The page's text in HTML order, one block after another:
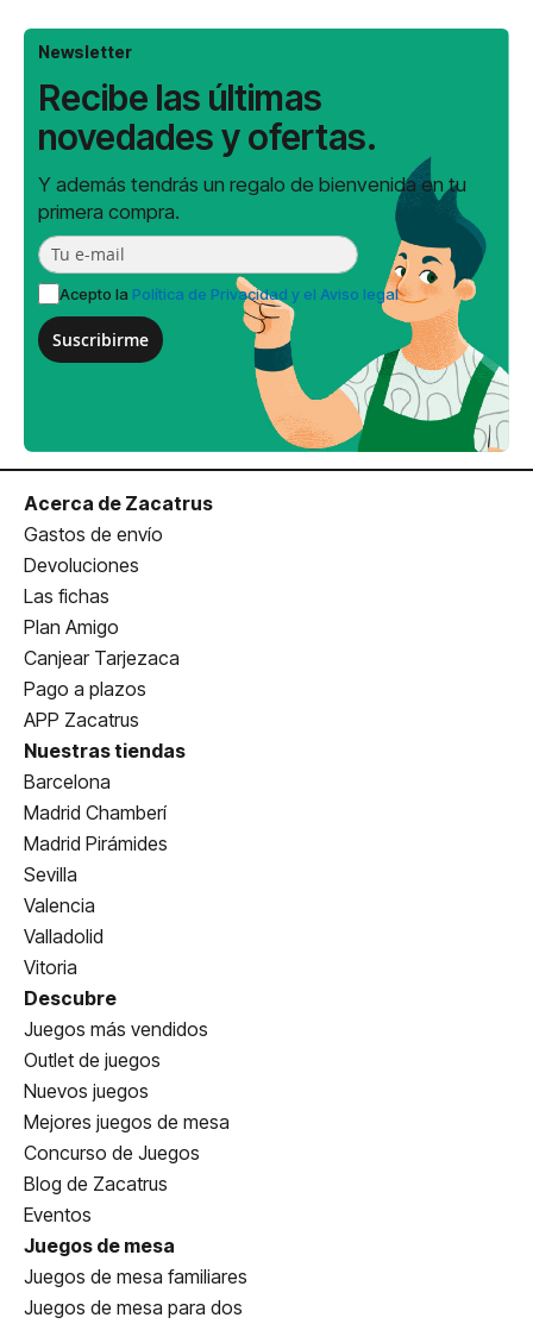
Newsletter
Recibe las últimas
novedades y ofertas.
Y además tendrás un regalo de bienvenida en tu
primera compra.
Acepto la Política de Privacidad y el Aviso legal
Suscribirme
Acerca de Zacatrus
Gastos de envío
Devoluciones
Las fichas
Plan Amigo
Canjear Tarjezaca
Pago a plazos
APP Zacatrus
Nuestras tiendas
Barcelona
Madrid Chamberí
Madrid Pirámides
Sevilla
Valencia
Valladolid
Vitoria
Descubre
Juegos más vendidos
Outlet de juegos
Nuevos juegos
Mejores juegos de mesa
Concurso de Juegos
Blog de Zacatrus
Eventos
Juegos de mesa
Juegos de mesa familiares
Juegos de mesa para dos